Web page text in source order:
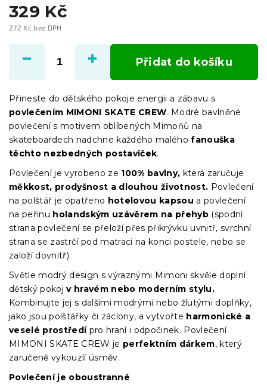
329 Kč
272 Kč bez DPH
cena:
Přidat do košíku
Přineste do dětského pokoje energii a zábavu s
povlečením MIMONI SKATE CREW. Modré bavlněné
povlečení s motivem oblíbených Mimoňů na
skateboardech nadchne každého maléhofanouška
těchto nezbedných postaviček.
Povlečení je vyrobeno ze 100% bavlny, která zaručuje
měkkost, prodyšnost a dlouhou životnost. Povlečení
na polštář je opatřeno hotelovou kapsou a povlečení
na peřinu holandským uzávěrem na přehyb (spodní
strana povlečení se přeloží přes přikrývku uvnitř, svrchní
strana se zastrčí pod matraci na konci postele, nebo se
založí dovnitř).
Světle modrý design s výraznými Mimoni skvěle doplní
dětský pokojv hravém nebo moderním stylu.
Kombinujte jej s dalšími modrými nebo žlutými doplňky,
jako jsou polštářky či záclony, a vytvořte harmonické a
veselé prostředípro hraní i odpočinek. Povlečení
MIMONI SKATE CREW je perfektním dárkem, který
zaručeně vykouzlí úsměv.
Povlečení je oboustranné